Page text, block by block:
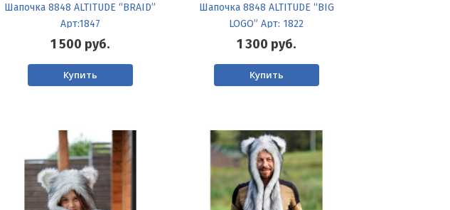
Шапочка 8848 ALTITUDE “BRAID”
Арт:1847
1 500 руб.
Купить
Шапочка 8848 ALTITUDE “BIG
LOGO” Арт: 1822
1 300 руб.
Купить